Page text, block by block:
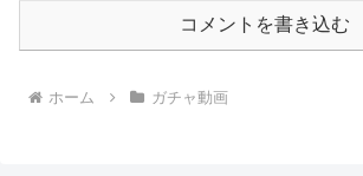
コメントを書き込む
ホーム ガチャ動画